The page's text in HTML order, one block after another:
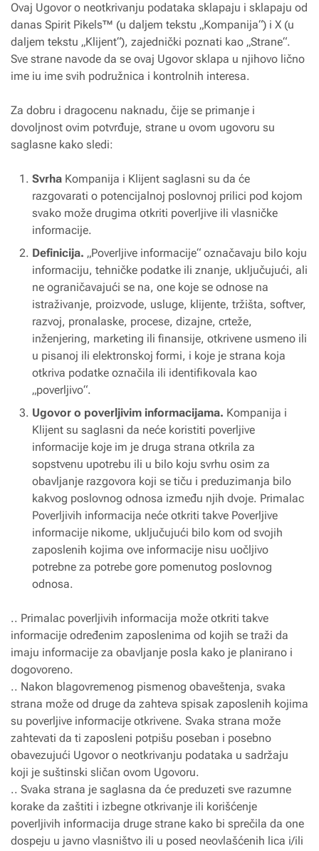
Ovaj Ugovor o neotkrivanju podataka sklapaju i sklapaju od
danas Spirit Pikels™ (u daljem tekstu „Kompanija“) i X (u
daljem tekstu „Klijent“), zajednički poznati kao „Strane“.
Sve strane navode da se ovaj Ugovor sklapa u njihovo lično
ime iu ime svih podružnica i kontrolnih interesa.
Za dobru i dragocenu naknadu, čije se primanje i
dovoljnost ovim potvrđuje, strane u ovom ugovoru su
saglasne kako sledi:
Svrha Kompanija i Klijent saglasni su da će
razgovarati o potencijalnoj poslovnoj prilici pod kojom
svako može drugima otkriti poverljive ili vlasničke
informacije.
Definicija. „Poverljive informacije“ označavaju bilo koju
informaciju, tehničke podatke ili znanje, uključujući, ali
ne ograničavajući se na, one koje se odnose na
istraživanje, proizvode, usluge, klijente, tržišta, softver,
razvoj, pronalaske, procese, dizajne, crteže,
inženjering, marketing ili finansije, otkrivene usmeno ili
u pisanoj ili elektronskoj formi, i koje je strana koja
otkriva podatke označila ili identifikovala kao
„poverljivo“.
Ugovor o poverljivim informacijama. Kompanija i
Klijent su saglasni da neće koristiti poverljive
informacije koje im je druga strana otkrila za
sopstvenu upotrebu ili u bilo koju svrhu osim za
obavljanje razgovora koji se tiču i preduzimanja bilo
kakvog poslovnog odnosa između njih dvoje. Primalac
Poverljivih informacija neće otkriti takve Poverljive
informacije nikome, uključujući bilo kom od svojih
zaposlenih kojima ove informacije nisu uočljivo
potrebne za potrebe gore pomenutog poslovnog
odnosa.
.. Primalac poverljivih informacija može otkriti takve
informacije određenim zaposlenima od kojih se traži da
imaju informacije za obavljanje posla kako je planirano i
dogovoreno.
.. Nakon blagovremenog pismenog obaveštenja, svaka
strana može od druge da zahteva spisak zaposlenih kojima
su poverljive informacije otkrivene. Svaka strana može
zahtevati da ti zaposleni potpišu poseban i posebno
obavezujući Ugovor o neotkrivanju podataka u sadržaju
koji je suštinski sličan ovom Ugovoru.
.. Svaka strana je saglasna da će preduzeti sve razumne
korake da zaštiti i izbegne otkrivanje ili korišćenje
poverljivih informacija druge strane kako bi sprečila da one
dospeju u javno vlasništvo ili u posed neovlašćenih lica i/ili